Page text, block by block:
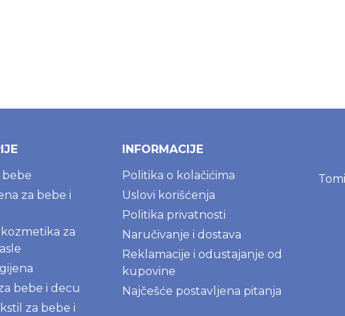
bebe
za bebe i
za
bebe i decu
za bebe i
INFORMACIJE
Politika o kolačićima
Uslovi korišćenja
Politika privatnosti
Naručivanje i dostava
Reklamacije i odustajanje od
kupovine
Najčešće postavljena pitanja